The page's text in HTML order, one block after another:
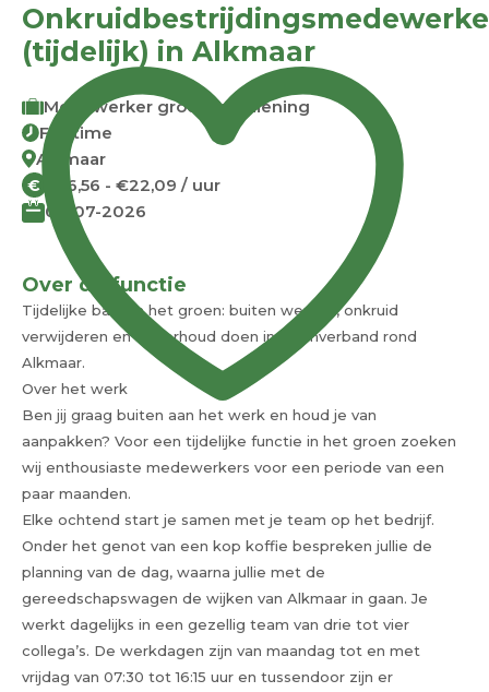
(tijdelijk) in Alkmaar
Medewerker groenvoorziening
Full time
Alkmaar
€
€16,56 - €22,09 / uur
07-07-2026
Over de functie
Tijdelijke baan in het groen: buiten werken, onkruid
verwijderen en onderhoud doen in teamverband rond
Alkmaar.
Over het werk
Ben jij graag buiten aan het werk en houd je van
aanpakken? Voor een tijdelijke functie in het groen zoeken
wij enthousiaste medewerkers voor een periode van een
paar maanden.
Elke ochtend start je samen met je team op het bedrijf.
Onder het genot van een kop koffie bespreken jullie de
planning van de dag, waarna jullie met de
gereedschapswagen de wijken van Alkmaar in gaan. Je
werkt dagelijks in een gezellig team van drie tot vier
collega’s. De werkdagen zijn van maandag tot en met
vrijdag van 07:30 tot 16:15 uur en tussendoor zijn er